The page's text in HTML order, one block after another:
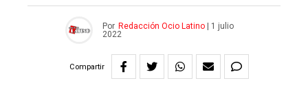
Por Redacción Ocio Latino
1 julio
2022
Compartir